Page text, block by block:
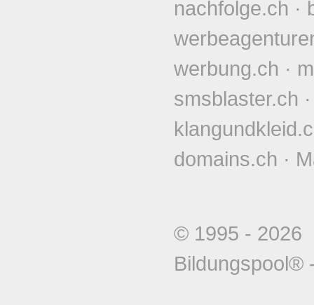
nachfolge.ch ·
werbung.ch ·
smsblaster.ch
domains.ch ·
© 1995 -
Bildungspool®